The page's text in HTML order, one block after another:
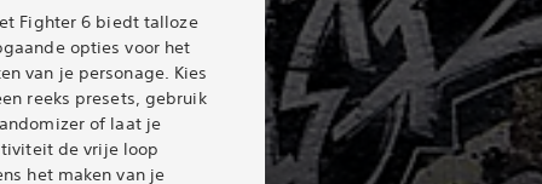
Fighter 6 biedt talloze
opties voor het
van je personage. Kies
reeks presets, gebruik
of laat je
de vrije loop
het maken van je